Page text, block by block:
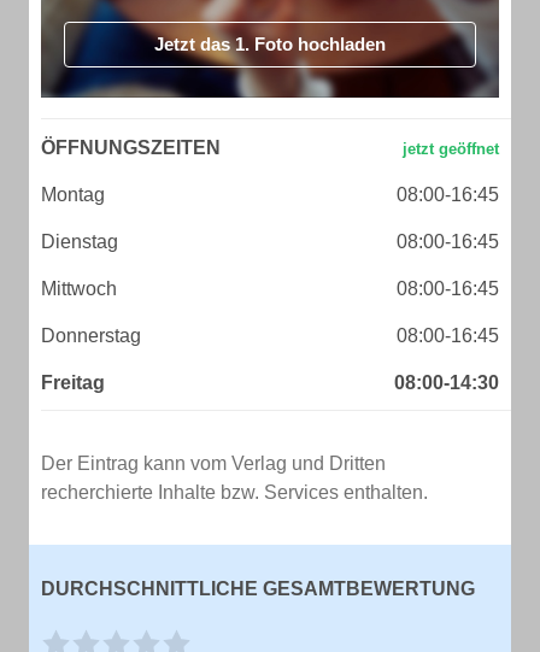
Jetzt das 1. Foto hochladen
ÖFFNUNGSZEITEN
Montag 08:00-16:45
Dienstag 08:00-16:45
Mittwoch 08:00-16:45
Donnerstag 08:00-16:45
Freitag 08:00-14:30
Der Eintrag kann vom Verlag und Dritten
recherchierte Inhalte bzw. Services enthalten.
DURCHSCHNITTLICHE GESAMTBEWERTUNG